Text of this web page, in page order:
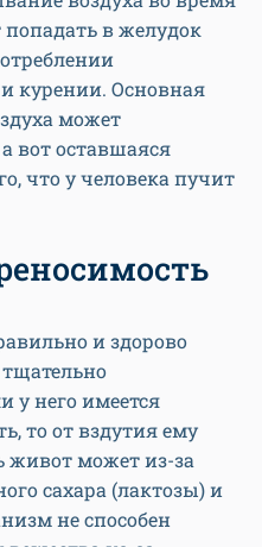
в желудок
курении. Основная
может
а вот оставшаяся
что у человека пучит
и здорово
тщательно
у него имеется
то от вздутия ему
живот может из-за
сахара (лактозы) и
не способен